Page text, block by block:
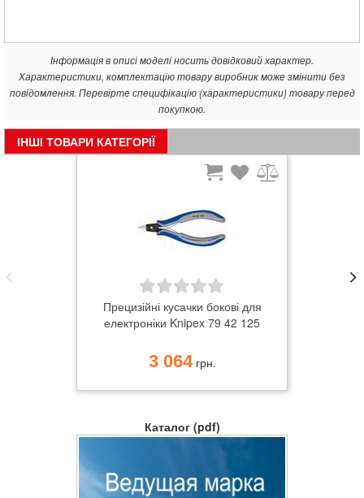
Інформація в описі моделі носить довідковий характер.
Характеристики, комплектацію товару виробник може змінити без
повідомлення. Перевірте специфікацію (характеристики) товару перед
покупкою.
ІНШІ ТОВАРИ КАТЕГОРІЇ
Прецизійні кусачки бокові для
електроніки Knipex 79 42 125
3 064грн.
Каталог (pdf)